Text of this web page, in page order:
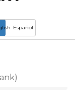
Español